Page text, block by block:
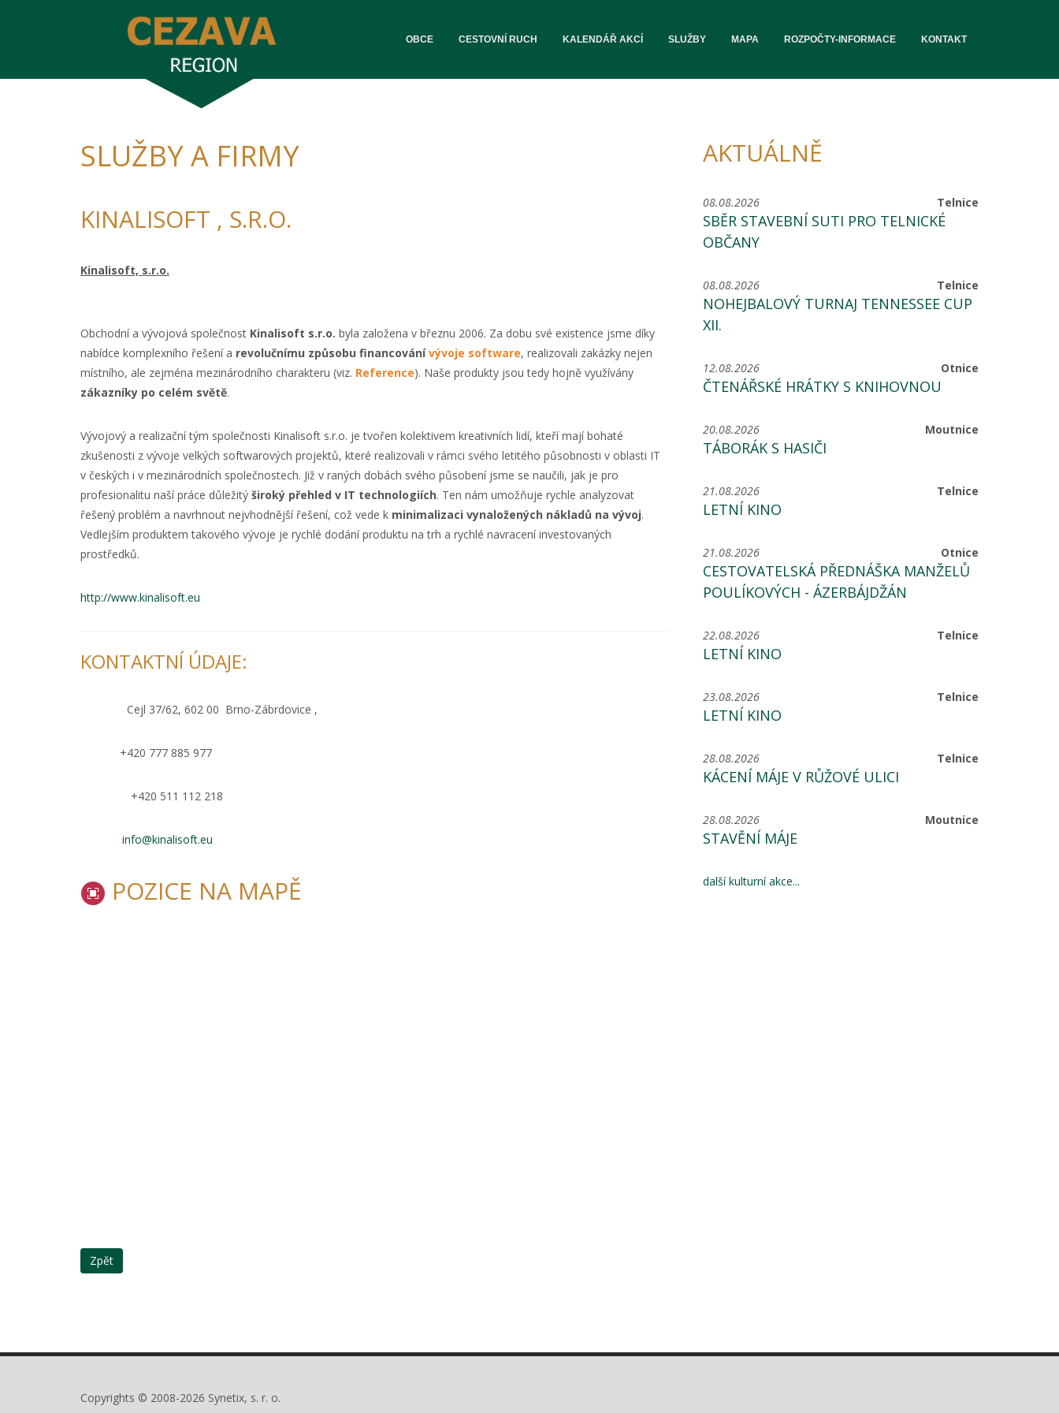
OBCE CESTOVNÍ RUCH KALENDÁŘ AKCÍ SLUŽBY MAPA ROZPOČTY-INFORMACE KONTAKT
SLUŽBY A FIRMY
KINALISOFT , S.R.O.
Kinalisoft, s.r.o.
Obchodní a vývojová společnost Kinalisoft s.r.o. byla založena v březnu 2006. Za dobu své existence jsme díky
nabídce komplexního řešení a revolučnímu způsobu financování vývoje software, realizovali zakázky nejen
místního, ale zejména mezinárodního charakteru (viz. Reference). Naše produkty jsou tedy hojně využívány
zákazníky po celém světě.
Vývojový a realizační tým společnosti Kinalisoft s.r.o. je tvořen kolektivem kreativních lidí, kteří mají bohaté
zkušenosti z vývoje velkých softwarových projektů, které realizovali v rámci svého letitého působnosti v oblasti IT
v českých i v mezinárodních společnostech. Již v raných dobách svého působení jsme se naučili, jak je pro
profesionalitu naší práce důležitý široký přehled v IT technologiích. Ten nám umožňuje rychle analyzovat
řešený problém a navrhnout nejvhodnější řešení, což vede k minimalizaci vynaložených nákladů na vývoj.
Vedlejším produktem takového vývoje je rychlé dodání produktu na trh a rychlé navracení investovaných
prostředků.
http://www.kinalisoft.eu
KONTAKTNÍ ÚDAJE:
Cejl 37/62, 602 00 Brno-Zábrdovice ,
+420 777 885 977
+420 511 112 218
info@kinalisoft.eu
POZICE NA MAPĚ
Zpět
AKTUÁLNĚ
Telnice
08.08.2026
SBĚR STAVEBNÍ SUTI PRO TELNICKÉ
OBČANY
Telnice
08.08.2026
NOHEJBALOVÝ TURNAJ TENNESSEE CUP
XII.
Otnice
12.08.2026
ČTENÁŘSKÉ HRÁTKY S KNIHOVNOU
Moutnice
20.08.2026
TÁBORÁK S HASIČI
Telnice
21.08.2026
LETNÍ KINO
Otnice
21.08.2026
CESTOVATELSKÁ PŘEDNÁŠKA MANŽELŮ
POULÍKOVÝCH - ÁZERBÁJDŽÁN
Telnice
22.08.2026
LETNÍ KINO
Telnice
23.08.2026
LETNÍ KINO
Telnice
28.08.2026
KÁCENÍ MÁJE V RŮŽOVÉ ULICI
Moutnice
28.08.2026
STAVĚNÍ MÁJE
další kulturní akce...
Copyrights © 2008-2026 Synetix, s. r. o.